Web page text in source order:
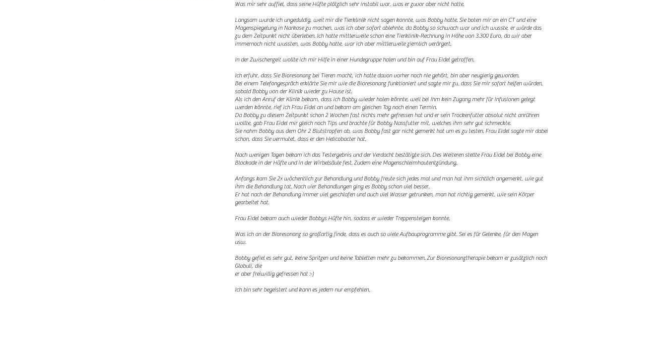
Was mir sehr auffiel, dass seine Hüfte plötzlich sehr instabil war, was er zuvor aber nicht hatte.
Langsam wurde ich ungeduldig, weil mir die Tierklinik nicht sagen konnte, was Bobby hatte. Sie boten mir an ein CT und eine
Magenspiegelung in Narkose zu machen, was ich aber sofort ablehnte, da Bobby so schwach war und ich wusste, er würde das
zu dem Zeitpunkt nicht überleben. Ich hatte mittlerweile schon eine Tierklinik-Rechnung in Höhe von 3.300 Euro, da wir aber
immernoch nicht wussten, was Bobby hatte, war ich aber mittlerweile ziemlich verärgert.
In der Zwischenzeit wollte ich mir Hilfe in einer Hundegruppe holen und bin auf Frau Eidel getroffen.
Ich erfuhr, dass Sie Bioresonanz bei Tieren macht, ich hatte davon vorher noch nie gehört, bin aber neugierig geworden.
Bei einem Telefongespräch erklärte Sie mir wie die Bioresonanz funktioniert und sagte mir zu, dass Sie mir sofort helfen würden,
sobald Bobby von der Klinik wieder zu Hause ist.
Als ich den Anruf der Klinik bekam, dass ich Bobby wieder holen könnte, weil bei Ihm kein Zugang mehr für Infusionen gelegt
werden könnte, rief ich Frau Eidel an und bekam am gleichen Tag noch einen Termin.
Da Bobby zu diesem Zeitpunkt schon 2 Wochen fast nichts mehr gefressen hat und er sein Trockenfutter absolut nicht anrühren
wollte, gab Frau Eidel mir gleich noch Tips und brachte für Bobby Nassfutter mit, welches ihm sehr gut schmeckte.
Sie nahm Bobby aus dem Ohr 2 Blutstropfen ab, was Bobby fast gar nicht gemerkt hat um es zu testen. Frau Eidel sagte mir dabei
schon, dass Sie vermutet, dass er den Helicobacter hat.
Nach wenigen Tagen bekam ich das Testergebnis und der Verdacht bestätigte sich. Des Weiteren stellte Frau Eidel bei Bobby eine
Blockade in der Hüfte und in der Wirbelsäule fest. Zudem eine Magenschleimhautentzündung.
Anfangs kam Sie 2x wöchentlich zur Behandlung und Bobby freute sich jedes mal und man hat ihm sichtlich angemerkt, wie gut
ihm die Behandlung tat. Nach vier Behandlungen ging es Bobby schon viel besser.
Er hat nach der Behandlung immer viel geschlafen und auch viel Wasser getrunken, man hat richtig gemerkt, wie sein Körper
gearbeitet hat.
Frau Eidel bekam auch wieder Bobbys Hüfte hin, sodass er wieder Treppensteigen konnte.
Was ich an der Bioresonanz so großartig finde, dass es auch so viele Aufbauprogramme gibt. Sei es für Gelenke, für den Magen
usw.
Bobby gefiel es sehr gut, keine Spritzen und keine Tabletten mehr zu bekommen. Zur Bioresonanztherapie bekam er zusätzlich noch
Globuli, die
er aber freiwillig gefressen hat :-)
Ich bin sehr begeistert und kann es jedem nur empfehlen.